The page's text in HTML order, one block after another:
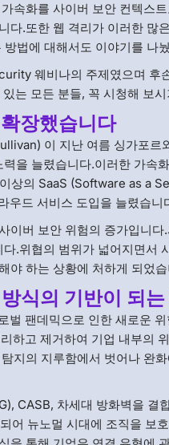
속화를 사이버 보안 컨텍스
다.또한 웹 격리가 이러한 많
법에 대해서도 이야기를 나
웨비나의 주제였으며 후
는 모든 분들, 꼭 시청해 보
장했습니다
이 지난 여름 싱가포
을 늘렸습니다.이러한 가속
상의 SaaS (Software as a
우드 서비스 도입을 늘렸습니
이버 보안 위험의 증가입니
.위협의 범위가 넓어지면서
야 하는 상황에 처하게 되었
식의 기반이 되
벌 팬데믹으로 인한 새로운
하고 제거하여 기업 내부의
지의 지루함에서 벗어나 완
CASB, 차세대 방화벽을
어 뉴노멀 시대에 조직을 보